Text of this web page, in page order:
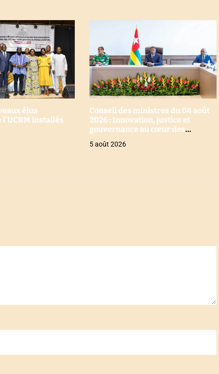
élus
installés
Conseil des ministres du 04 août
2026 : Innovation, justice et
gouvernance au cœur des
décisions
5 août 2026